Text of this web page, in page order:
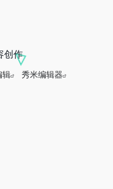
创作
辑 秀米编辑器